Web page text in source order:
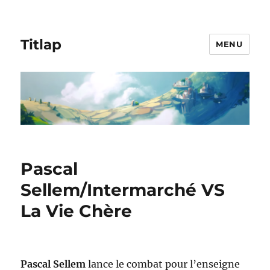
Titlap MENU
Pascal
Sellem/Intermarché VS
La Vie Chère
Pascal Sellem lance le combat pour l’enseigne